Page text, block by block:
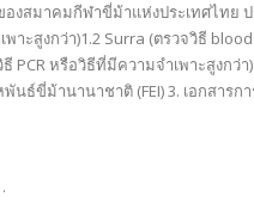
งสมาคมกีฬาขี่ม้าแห่งประเทศไทย
พาะสูงกว่า)1.2 Surra (ตรวจวิธี
PCR หรือวิธีที่มีความจำเพาะสูงก
นธ์ขี่ม้านานาชาติ (FEI) 3. เอกสาร